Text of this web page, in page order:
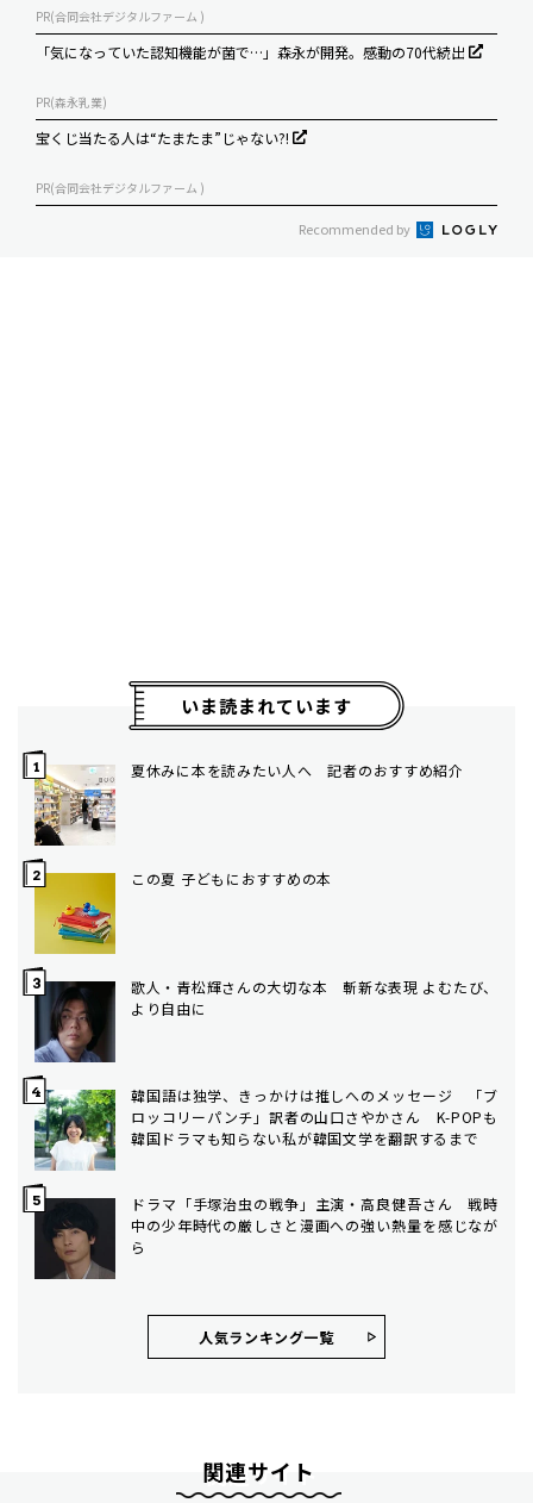
PR(合同会社デジタルファーム )
「気になっていた認知機能が菌で…」森永が開発。感動の70代続出
PR(森永乳業)
宝くじ当たる人は“たまたま”じゃない?!
PR(合同会社デジタルファーム )
Recommended by
いま読まれています
夏休みに本を読みたい人へ 記者のおすすめ紹介
この夏 子どもにおすすめの本
歌人・青松輝さんの大切な本 斬新な表現 よむたび、
より自由に
韓国語は独学、きっかけは推しへのメッセージ 「ブ
ロッコリーパンチ」訳者の山口さやかさん K-POPも
韓国ドラマも知らない私が韓国文学を翻訳するまで
ドラマ「手塚治虫の戦争」主演・高良健吾さん 戦時
中の少年時代の厳しさと漫画への強い熱量を感じなが
ら
人気ランキング⼀覧
関連サイト